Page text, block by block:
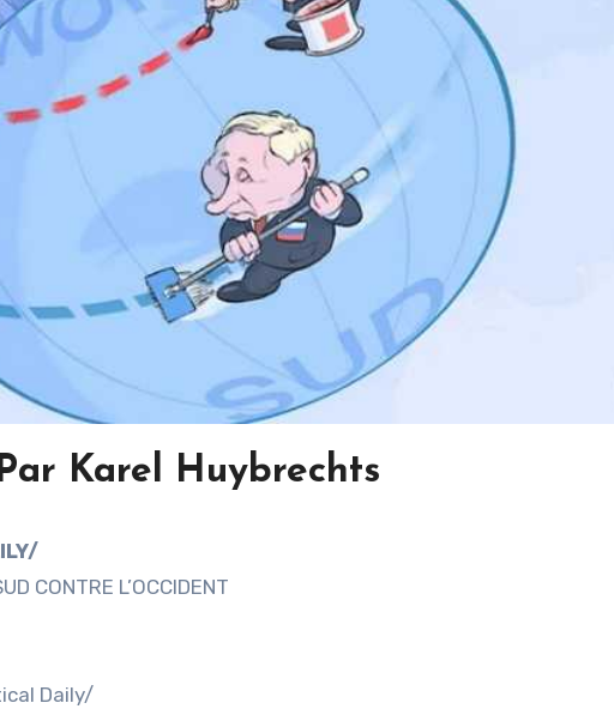
Karel Huybrechts
CONTRE L’OCCIDENT
Daily/